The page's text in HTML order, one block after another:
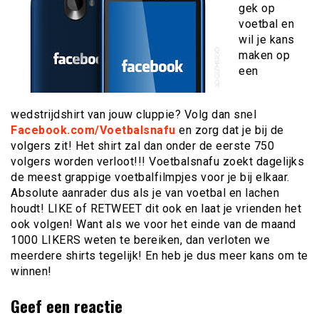
gek op
voetbal en
wil je kans
maken op
een
wedstrijdshirt van jouw cluppie? Volg dan snel
Facebook.com/Voetbalsnafu en zorg dat je bij de
volgers zit! Het shirt zal dan onder de eerste 750
volgers worden verloot!!! Voetbalsnafu zoekt dagelijks
de meest grappige voetbalfilmpjes voor je bij elkaar.
Absolute aanrader dus als je van voetbal en lachen
houdt! LIKE of RETWEET dit ook en laat je vrienden het
ook volgen! Want als we voor het einde van de maand
1000 LIKERS weten te bereiken, dan verloten we
meerdere shirts tegelijk! En heb je dus meer kans om te
winnen!
Geef een reactie